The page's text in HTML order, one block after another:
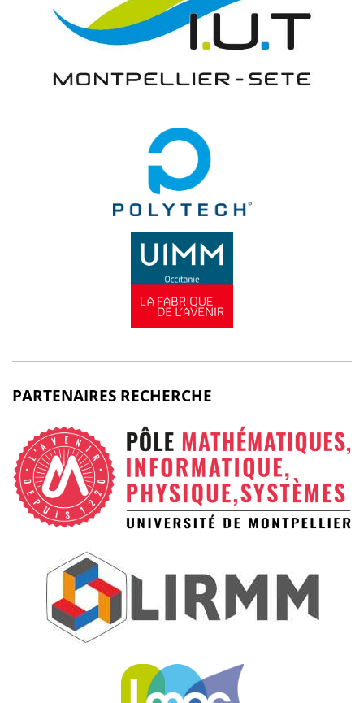
PARTENAIRES RECHERCHE